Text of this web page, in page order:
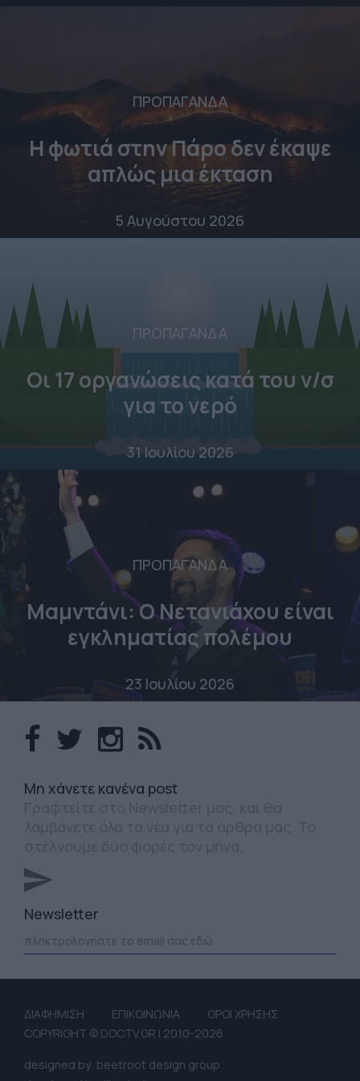
ΠΡΟΠΑΓΑΝΔΑ
Η φωτιά στην Πάρο δεν έκαψε
απλώς μια έκταση
5 Αυγούστου 2026
ΠΡΟΠΑΓΑΝΔΑ
Οι 17 οργανώσεις κατά του ν/σ
για το νερό
31 Ιουλίου 2026
ΠΡΟΠΑΓΑΝΔΑ
Μαμντάνι: Ο Νετανιάχου είναι
εγκληματίας πολέμου
23 Ιουλίου 2026
Mη χάνετε κανένα post
Newsletter
ΔΙΑΦΗΜΙΣΗ ΕΠΙΚΟΙΝΩΝΙΑ
ΟΡΟΙ ΧΡΗΣΗΣ
COPYRIGHT © DOCTV.GR | 2010-2026
designed by: beetroot design group